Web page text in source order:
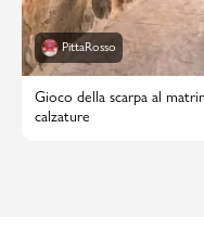
PittaRosso
Gioco della scarpa al
calzature